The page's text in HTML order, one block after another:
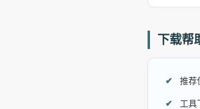
下载帮
推荐
工具